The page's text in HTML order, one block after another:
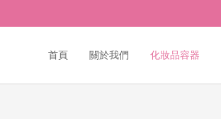
首頁 關於我們 化妝品容器